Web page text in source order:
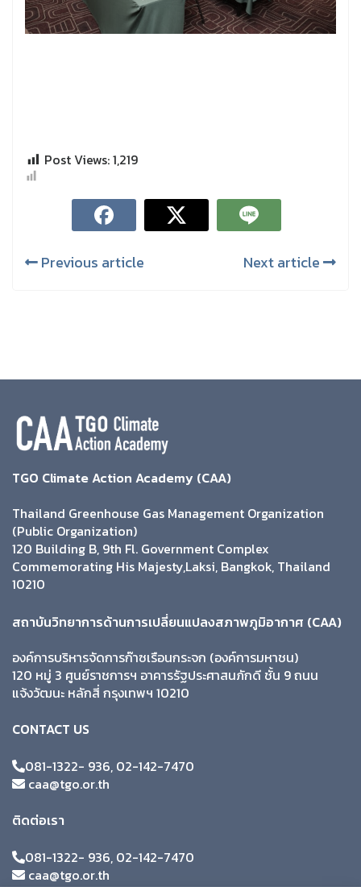
Post Views:1,219
Previous article Next article
TGO Climate Action Academy (CAA)
Thailand Greenhouse Gas Management Organization
(Public Organization)
120 Building B, 9th Fl. Government Complex
Commemorating His Majesty,Laksi, Bangkok, Thailand
10210
สถาบันวิทยาการด้านการเปลี่ยนแปลงสภาพภูมิอากาศ (CAA)
องค์การบริหารจัดการก๊าซเรือนกระจก (องค์การมหาชน)
120 หมู่ 3 ศูนย์ราชการฯ อาคารรัฐประศาสนภักดี ชั้น 9 ถนน
แจ้งวัฒนะ หลักสี่ กรุงเทพฯ 10210
CONTACT US
081-1322- 936, 02-142-7470
caa@tgo.or.th
ติดต่อเรา
081-1322- 936, 02-142-7470
caa@tgo.or.th